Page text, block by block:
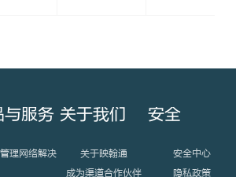
与服务
理网络解决
关于我们
关于映翰通
成为渠道合作伙伴
安全
安全中心
隐私政策